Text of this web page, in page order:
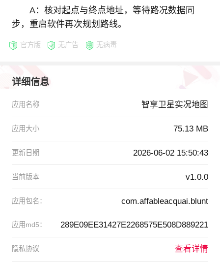
A：核对起点与终点地址，等待路况数据同
步，重启软件再次规划路线。
官方版 无广告 无病毒
详细信息
应用名称 智享卫星实况地图
应用大小 75.13 MB
更新日期 2026-06-02 15:50:43
当前版本 v1.0.0
应用包名： com.affableacquai.blunt
应用md5： 289E09EE31427E2268575E508D889221
隐私协议 查看详情